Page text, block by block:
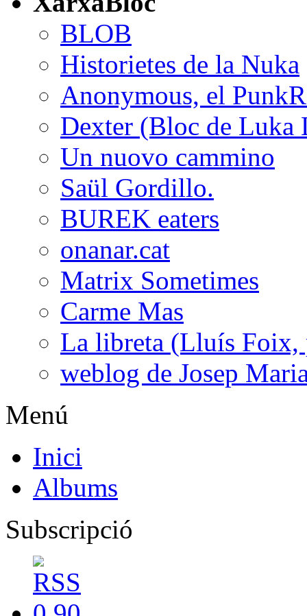
BLOB
Historietes de la Nuka
Anonymous, el
Dexter (Bloc de Luka
Un nuovo cammino
Saül Gordillo.
BUREK eaters
onanar.cat
Matrix Sometimes
Carme Mas
La libreta (Lluís Foix,
weblog de Josep
Menú
Inici
Albums
Subscripció